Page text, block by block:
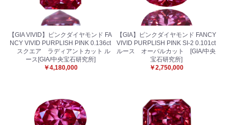
【GIA VIVID】ピンクダイヤモンド FA
NCY VIVID PURPLISH PINK 0.136ct
スクエア ラディアントカット ル
ース[GIA/中央宝石研究所]
￥4,180,000
【GIA】ピンクダイヤモンド FANCY
VIVID PURPLISH PINK SI-2 0.101ct
ルース オーバルカット [GIA/中央
宝石研究所]
￥2,750,000